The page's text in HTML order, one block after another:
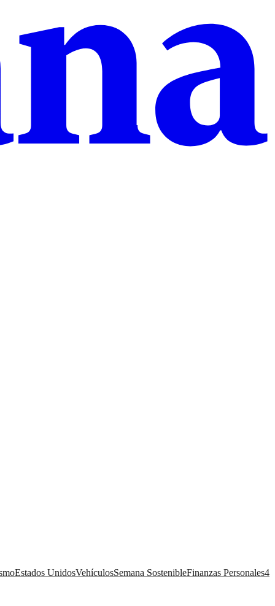
Estados UnidosVehículosSemana SostenibleFinanzas Personales4